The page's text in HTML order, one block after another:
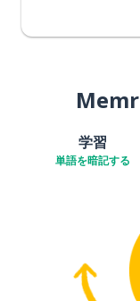
学習
単語を暗記する